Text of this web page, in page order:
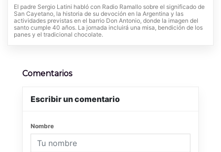
El padre Sergio Latini habló con Radio Ramallo sobre el significado de
San Cayetano, la historia de su devoción en la Argentina y las
actividades previstas en el barrio Don Antonio, donde la imagen del
santo cumple 40 años. La jornada incluirá una misa, bendición de los
panes y el tradicional chocolate.
Comentarios
Escribir un comentario
Nombre